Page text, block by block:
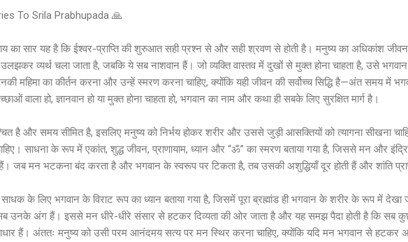
To Srila Prabhupada 🙏
का सार यह है कि ईश्वर-प्राप्ति की शुरुआत सही प्रश्न से और सही श्रवण से होती है। मनुष्य का अधिकांश जीवन
व्यर्थ चला जाता है, जबकि ये सब नाशवान हैं। जो व्यक्ति वास्तव में दुखों से मुक्त होना चाहता है, उसे
महिमा का कीर्तन करना और उन्हें स्मरण करना चाहिए, क्योंकि यही जीवन की सर्वोच्च सिद्धि है—अंत समय में
वाला हो, ज्ञानवान हो या मुक्त होना चाहता हो, भगवान का नाम और कथा ही सबके लिए सुरक्षित मार्ग है।
है और समय सीमित है, इसलिए मनुष्य को निर्भय होकर शरीर और उससे जुड़ी आसक्तियों को त्यागना सीखना
साधना के रूप में एकांत, शुद्ध जीवन, प्राणायाम, ध्यान और “ॐ” का स्मरण बताया गया है, जिससे मन और
हैं। जब मन भटकना बंद करता है और भगवान के स्वरूप पर टिकता है, तब उसकी अशुद्धियाँ दूर होती हैं और शांति
के लिए भगवान के विराट रूप का ध्यान बताया गया है, जिसमें पूरा ब्रह्मांड ही भगवान के शरीर के रूप में देखा
उनके अंग हैं। इससे मन धीरे-धीरे संसार से हटकर दिव्यता की ओर जाता है और यह समझ पैदा होती है कि सब
हैं। अंततः मनुष्य को उसी परम आनंदमय सत्य पर मन स्थिर करना चाहिए, क्योंकि यदि मन भगवान से हटकर